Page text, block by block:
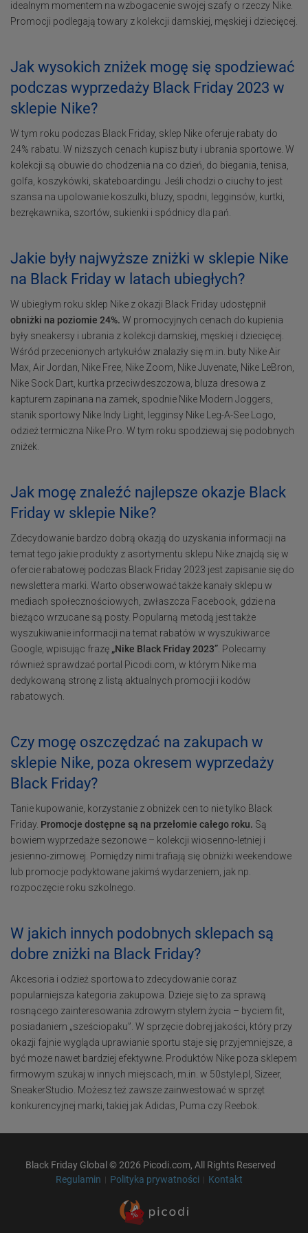
idealnym momentem na wzbogacenie swojej szafy o rzeczy Nike.
Promocji podlegają towary z kolekcji damskiej, męskiej i dziecięcej.
Jak wysokich zniżek mogę się spodziewać
podczas wyprzedaży Black Friday 2023 w
sklepie Nike?
W tym roku podczas Black Friday, sklep Nike oferuje rabaty do
24% rabatu. W niższych cenach kupisz buty i ubrania sportowe. W
kolekcji są obuwie do chodzenia na co dzień, do biegania, tenisa,
golfa, koszykówki, skateboardingu. Jeśli chodzi o ciuchy to jest
szansa na upolowanie koszulki, bluzy, spodni, legginsów, kurtki,
bezrękawnika, szortów, sukienki i spódnicy dla pań.
Jakie były najwyższe zniżki w sklepie Nike
na Black Friday w latach ubiegłych?
W ubiegłym roku sklep Nike z okazji Black Friday udostępnił
obniżki na poziomie 24%. W promocyjnych cenach do kupienia
były sneakersy i ubrania z kolekcji damskiej, męskiej i dziecięcej.
Wśród przecenionych artykułów znalazły się m.in. buty Nike Air
Max, Air Jordan, Nike Free, Nike Zoom, Nike Juvenate, Nike LeBron,
Nike Sock Dart, kurtka przeciwdeszczowa, bluza dresowa z
kapturem zapinana na zamek, spodnie Nike Modern Joggers,
stanik sportowy Nike Indy Light, legginsy Nike Leg-A-See Logo,
odzież termiczna Nike Pro. W tym roku spodziewaj się podobnych
zniżek.
Jak mogę znaleźć najlepsze okazje Black
Friday w sklepie Nike?
Zdecydowanie bardzo dobrą okazją do uzyskania informacji na
temat tego jakie produkty z asortymentu sklepu Nike znajdą się w
ofercie rabatowej podczas Black Friday 2023 jest zapisanie się do
newslettera marki. Warto obserwować także kanały sklepu w
mediach społecznościowych, zwłaszcza Facebook, gdzie na
bieżąco wrzucane są posty. Popularną metodą jest także
wyszukiwanie informacji na temat rabatów w wyszukiwarce
Google, wpisując frazę „Nike Black Friday 2023” . Polecamy
również sprawdzać portal Picodi.com, w którym Nike ma
dedykowaną stronę z listą aktualnych promocji i kodów
rabatowych.
Czy mogę oszczędzać na zakupach w
sklepie Nike, poza okresem wyprzedaży
Black Friday?
Tanie kupowanie, korzystanie z obniżek cen to nie tylko Black
Friday. Promocje dostępne są na przełomie całego roku. Są
bowiem wyprzedaże sezonowe – kolekcji wiosenno-letniej i
jesienno-zimowej. Pomiędzy nimi trafiają się obniżki weekendowe
lub promocje podyktowane jakimś wydarzeniem, jak np.
rozpoczęcie roku szkolnego.
W jakich innych podobnych sklepach są
dobre zniżki na Black Friday?
Akcesoria i odzież sportowa to zdecydowanie coraz
popularniejsza kategoria zakupowa. Dzieje się to za sprawą
rosnącego zainteresowania zdrowym stylem życia – byciem fit,
posiadaniem „sześciopaku”. W sprzęcie dobrej jakości, który przy
okazji fajnie wygląda uprawianie sportu staje się przyjemniejsze, a
być może nawet bardziej efektywne. Produktów Nike poza sklepem
firmowym szukaj w innych miejscach, m.in. w 50style.pl, Sizeer,
SneakerStudio. Możesz też zawsze zainwestować w sprzęt
konkurencyjnej marki, takiej jak Adidas, Puma czy Reebok.
Black Friday Global © 2026 Picodi.com, All Rights Reserved
Regulamin
Polityka prywatności Kontakt